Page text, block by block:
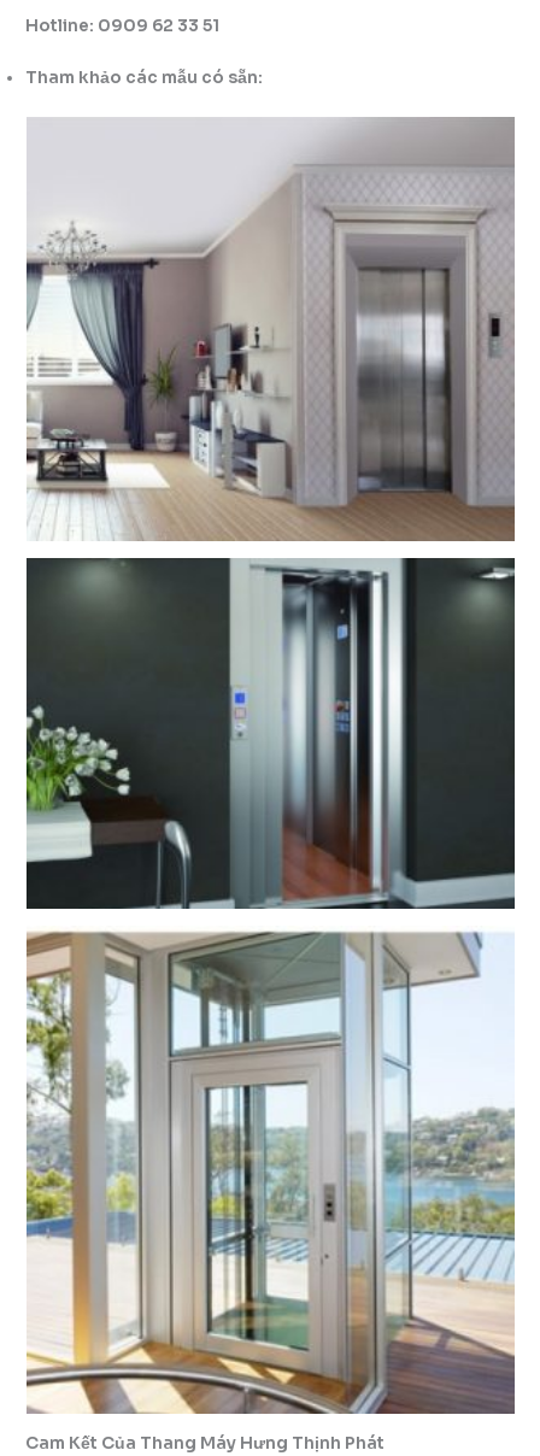
Hotline: 0909 62 33 51
Tham khảo các mẫu có sẵn:
Cam Kết Của Thang Máy Hưng Thịnh Phát